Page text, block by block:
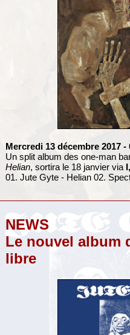
Mercredi 13 décembre 2017 -
Un split album des one-man
Helian, sortira le 18 janvier via
01. Jute Gyte - Helian 02.
NEWS
Le nouvel album
libre